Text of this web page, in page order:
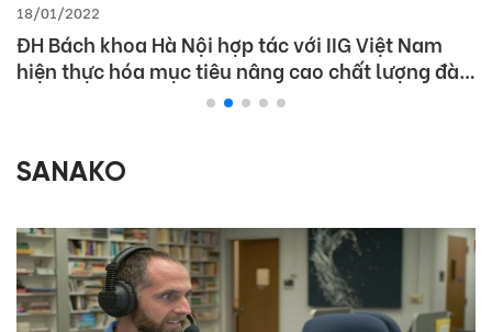
18/01/2022
ĐH Bách khoa Hà Nội hợp tác với IIG Việt Nam
hiện thực hóa mục tiêu nâng cao chất lượng đào
tạo tiếng Anh và Tin học theo chuẩn quốc tế
SANAKO